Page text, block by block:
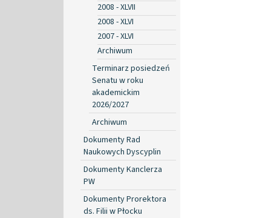
2008 - XLVII
2008 - XLVI
2007 - XLVI
Archiwum
Terminarz posiedzeń
Senatu w roku
akademickim
2026/2027
Archiwum
Dokumenty Rad
Naukowych Dyscyplin
Dokumenty Kanclerza
PW
Dokumenty Prorektora
ds. Filii w Płocku